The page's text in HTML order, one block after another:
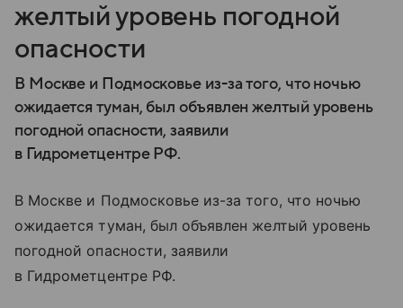
желтый уровень погодной
опасности
В Москве и Подмосковье из-за того, что ночью
ожидается туман, был объявлен желтый уровень
погодной опасности, заявили
в Гидрометцентре РФ.
В Москве и Подмосковье из-за того, что ночью
ожидается туман, был объявлен желтый уровень
погодной опасности, заявили
в Гидрометцентре РФ.